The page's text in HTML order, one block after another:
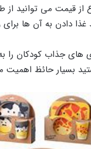
قیمت می توانید از
می کنند غذا دادن به
جذاب کودکان را
بسیار حائظ اهمیت